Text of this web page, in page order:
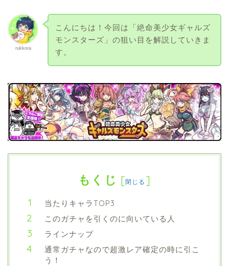
rukkora
こんにちは！今回は「絶命美少女ギャルズ
モンスターズ」の狙い目を解説していきま
す。
もくじ [閉じる ]
当たりキャラTOP3
このガチャを引くのに向いている人
ラインナップ
通常ガチャなので超激レア確定の時に引こ
う！